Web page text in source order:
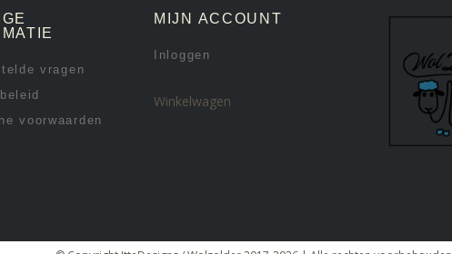
vragen
voorwaarden
MIJN ACCOUNT
Inloggen
Winkelwagen